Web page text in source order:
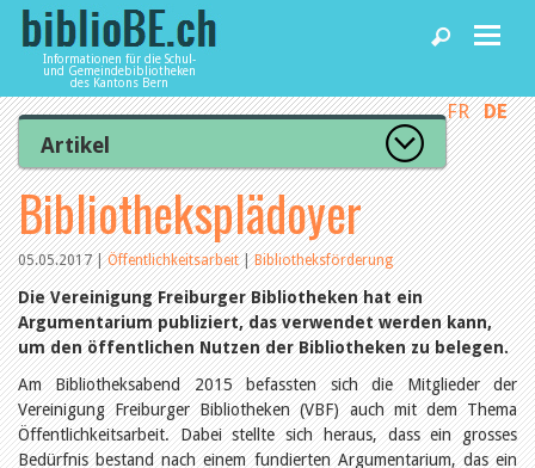
Informationen für die Schul-
und Gemeindebibliotheken
des Kantons Bern
Home
News und Fachbeiträge
Bibliotheken
Agenda
Dienstleistungen
FR DE
Artikel
Zur Artikelübersicht
Lesenswert
Gut bewertet
Kategorien
Aus dem Amt für Kultur
Aus der Kommission
Aus den Bibliotheken
Organisation
Raum und Infrastruktur
Bestand
Benutzung
Finanzen
Bibliotheksplädoyer
05.05.2017|Öffentlichkeitsarbeit|Bibliotheksförderung
Die Vereinigung Freiburger Bibliotheken hat ein
Argumentarium publiziert, das verwendet werden kann,
um den öffentlichen Nutzen der Bibliotheken zu belegen.
Am Bibliotheksabend 2015 befassten sich die Mitglieder der
Vereinigung Freiburger Bibliotheken (VBF) auch mit dem Thema
Öffentlichkeitsarbeit. Dabei stellte sich heraus, dass ein grosses
Bedürfnis bestand nach einem fundierten Argumentarium, das ein